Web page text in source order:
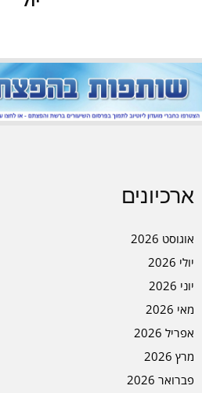
ארכיונים
אוגוסט 2026
יולי 2026
יוני 2026
מאי 2026
אפריל 2026
מרץ 2026
פברואר 2026